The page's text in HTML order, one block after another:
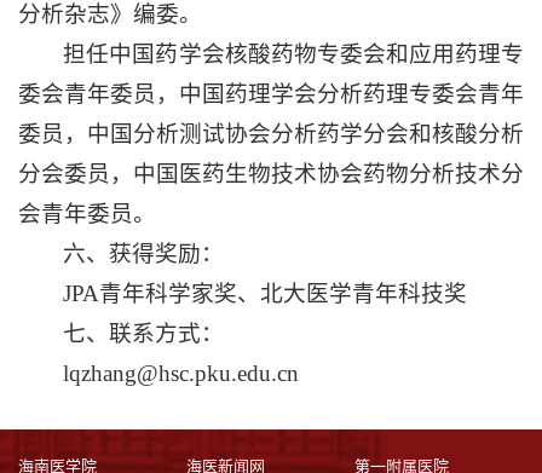
分析杂志》编委。
担任中国药学会核酸药物专委会和应用药理专
委会青年委员，中国药理学会分析药理专委会青年
委员，中国分析测试协会分析药学分会和核酸分析
分会委员，中国医药生物技术协会药物分析技术分
会青年委员。
六、获得奖励：
JPA青年科学家奖、北大医学青年科技奖
七、联系方式：
lqzhang@hsc.pku.edu.cn
海南医学院 海医新闻网 第一附属医院